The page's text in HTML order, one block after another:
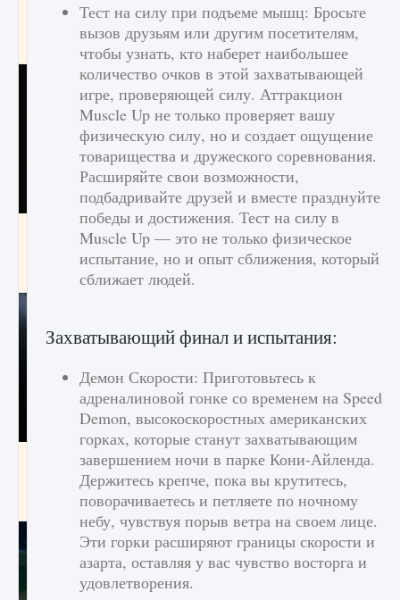
Honor
9 августа 2024 1 205 0
Как разблокировать чертеж счастливого
оружия в MW3 и Warzone
9 августа 2024
Все новые функции Ultimate Team в EA FC
9 августа 2024 1 297 0 0
Тест на силу при подъеме мышц: Бросьте
вызов друзьям или другим посетителям,
чтобы узнать, кто наберет наибольшее
количество очков в этой захватывающей
игре, проверяющей силу. Аттракцион
Muscle Up не только проверяет вашу
физическую силу, но и создает ощущение
товарищества и дружеского соревнования.
Расширяйте свои возможности,
подбадривайте друзей и вместе празднуйте
победы и достижения. Тест на силу в
Muscle Up — это не только физическое
испытание, но и опыт сближения, который
сближает людей.
Захватывающий финал и испытания:
Демон Скорости: Приготовьтесь к
адреналиновой гонке со временем на Speed
​​Demon, высокоскоростных американских
горках, которые станут захватывающим
завершением ночи в парке Кони-Айленда.
Держитесь крепче, пока вы крутитесь,
поворачиваетесь и петляете по ночному
небу, чувствуя порыв ветра на своем лице.
Эти горки расширяют границы скорости и
азарта, оставляя у вас чувство восторга и
удовлетворения.